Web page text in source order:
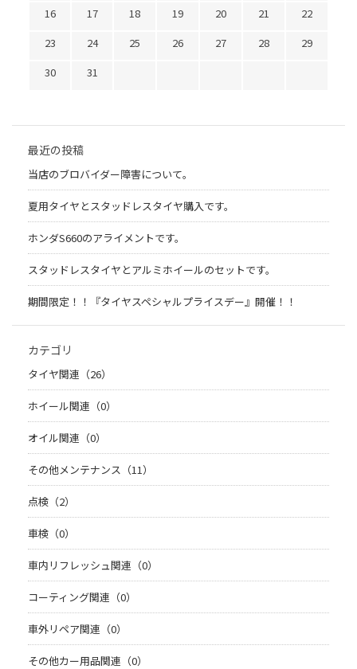
16
17 18 19 20 21
22
23
24 25 26 27 28
29
30
31
最近の投稿
当店のブロバイダー障害について。
夏用タイヤとスタッドレスタイヤ購入です。
ホンダS660のアライメントです。
スタッドレスタイヤとアルミホイールのセットです。
期間限定！！『タイヤスペシャルプライスデー』開催！！
カテゴリ
タイヤ関連（26）
ホイール関連（0）
オイル関連（0）
その他メンテナンス（11）
点検（2）
車検（0）
車内リフレッシュ関連（0）
コーティング関連（0）
車外リペア関連（0）
その他カー用品関連（0）